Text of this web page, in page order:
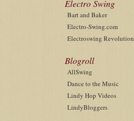
Electro Swing
Bart and Baker
Electro-Swing.com
Electroswing Revolution
Blogroll
AllSwing
Dance to the Music
Lindy Hop Videos
LindyBloggers